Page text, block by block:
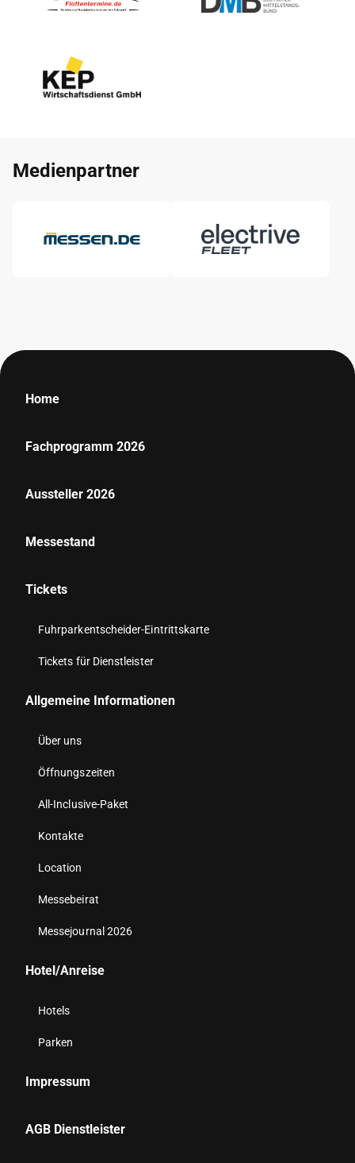
Medienpartner
Home
Fachprogramm 2026
Aussteller 2026
Messestand
Tickets
Fuhrparkentscheider-Eintrittskarte
Tickets für Dienstleister
Allgemeine Informationen
Über uns
Öffnungszeiten
All-Inclusive-Paket
Kontakte
Location
Messebeirat
Messejournal 2026
Hotel/Anreise
Hotels
Parken
Impressum
AGB Dienstleister